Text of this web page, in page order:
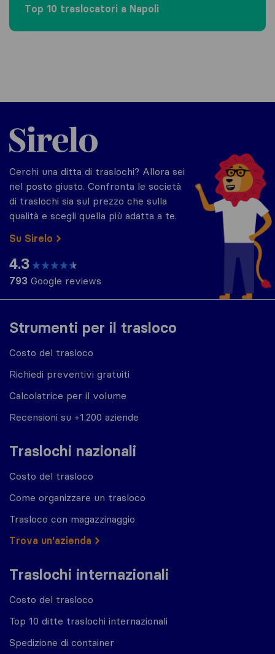
Top 10 traslocatori a Napoli
Strumenti per il trasloco
Costo del trasloco
Richiedi preventivi gratuiti
Calcolatrice per il volume
Recensioni su +1.200 aziende
Traslochi nazionali
Costo del trasloco
Come organizzare un trasloco
Trasloco con magazzinaggio
Trova un'azienda
Traslochi internazionali
Costo del trasloco
Top 10 ditte traslochi internazionali
Spedizione di container
Sirelo.it
Cerchi una ditta di traslochi? Allora sei
nel posto giusto. Confronta le società
di traslochi sia sul prezzo che sulla
qualità e scegli quella più adatta a te.
Su Sirelo
4.3
793 Google reviews